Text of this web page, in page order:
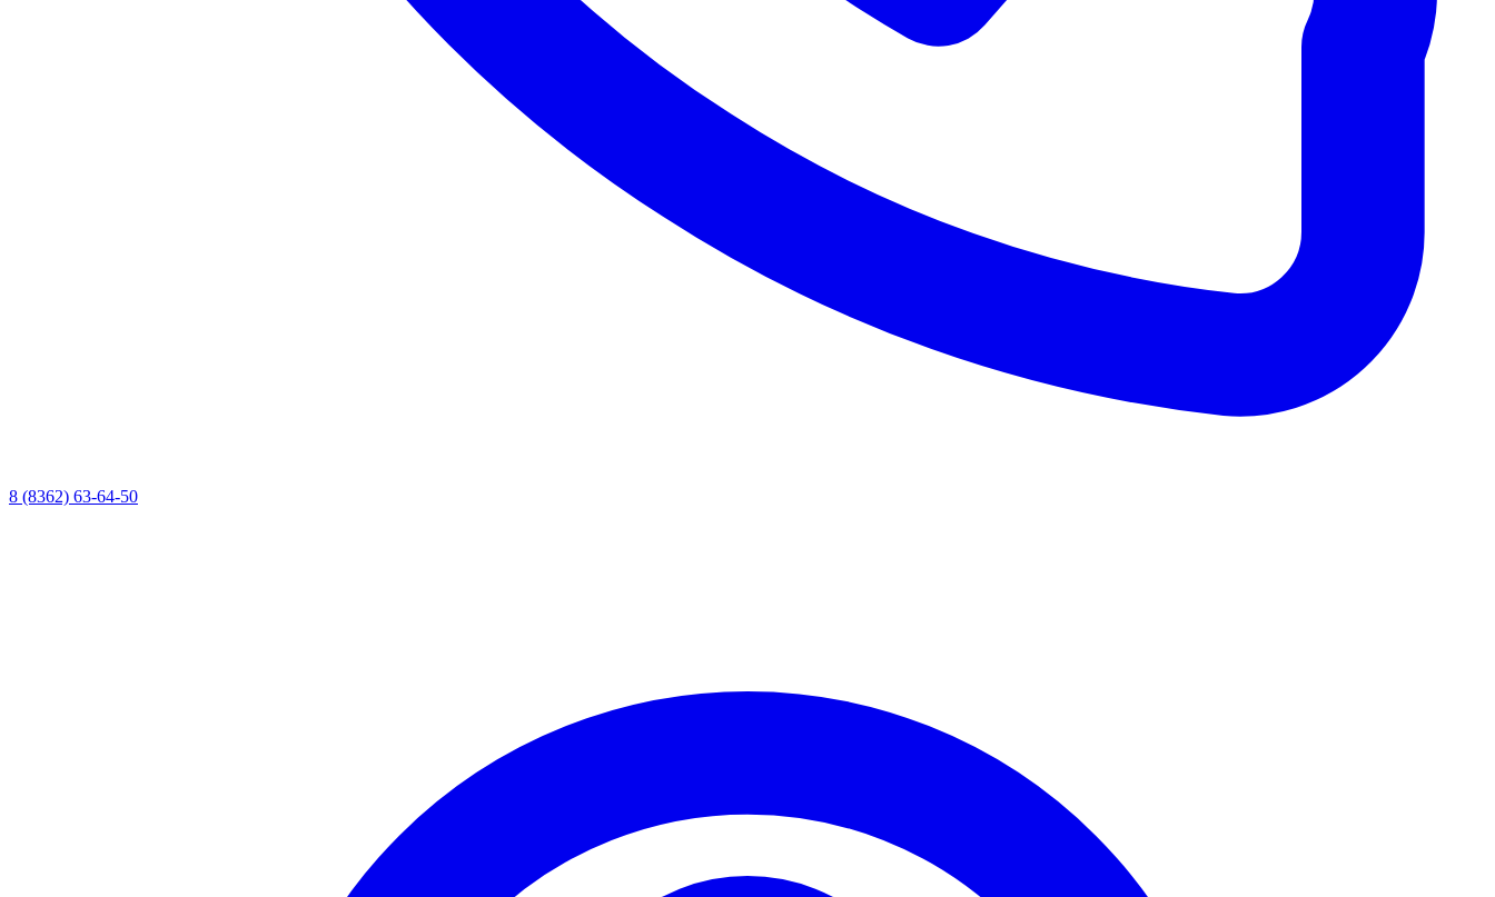
8 (8362) 63-64-50